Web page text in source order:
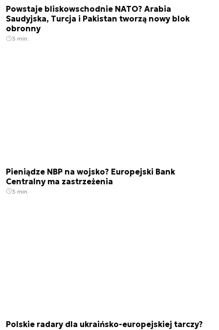
Powstaje bliskowschodnie NATO? Arabia
Saudyjska, Turcja i Pakistan tworzą nowy blok
obronny
3 min.
Pieniądze NBP na wojsko? Europejski Bank
Centralny ma zastrzeżenia
3 min.
Polskie radary dla ukraińsko-europejskiej tarczy?